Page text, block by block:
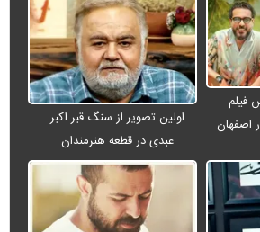
فیلم
اصفهان
اولین تصویر از سنگ قبر اکبر
عبدی در قطعه هنرمندان